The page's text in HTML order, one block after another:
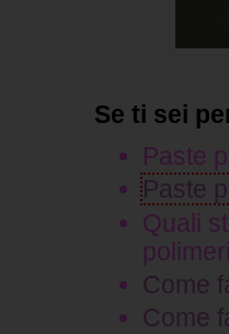
Se ti sei
Paste
Paste
Quali
Come
Come